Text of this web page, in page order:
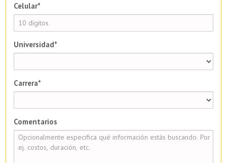
Celular*
Universidad*
Carrera*
Comentarios